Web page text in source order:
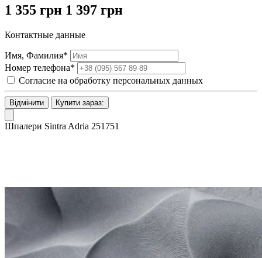
1 355 грн 1 397 грн
Контактные данные
Имя, Фамилия*
Номер телефона*
Согласие на обработку персональных данных
Відмінити Купити зараз:
Шпалери Sintra Adria 251751